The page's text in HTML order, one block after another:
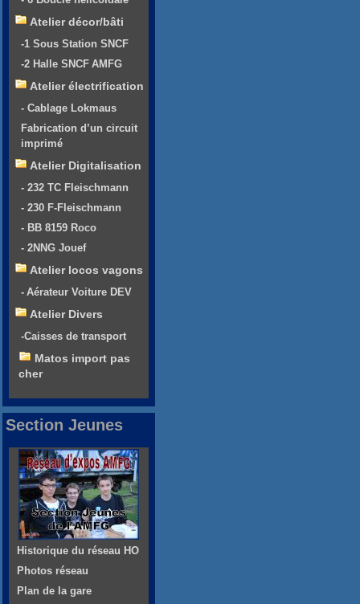
Atelier décor/bâti
-1 Sous Station SNCF
-2 Halle SNCF AMFG
Atelier électrification
- Cablage Lokmaus
Fabrication d’un circuit
imprimé
Atelier Digitalisation
- 232 TC Fleischmann
- 230 F-Fleischmann
- BB 8159 Roco
- 2NNG Jouef
Atelier locos vagons
- Aérateur Voiture DEV
Atelier Divers
-Caisses de transport
Matos import pas
cher
Section Jeunes
Historique du réseau HO
Photos réseau
Plan de la gare